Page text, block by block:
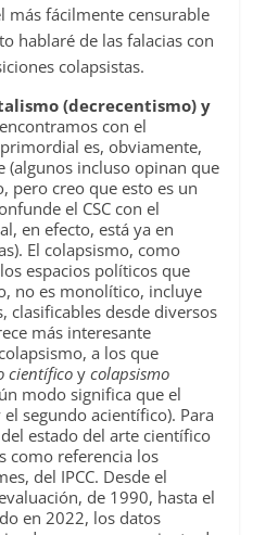
más fácilmente censurable
hablaré de las falacias con
colapsistas.
(decrecentismo) y
con el
es, obviamente,
(algunos incluso opinan que
pero creo que esto es un
el CSC con el
en efecto, está ya en
El colapsismo, como
espacios políticos que
no es monolítico, incluye
clasificables desde diversos
más interesante
a los que
científico ycolapsismo
modo significa que el
segundo acientífico). Para
estado del arte científico
como referencia los
del IPCC. Desde el
de 1990, hasta el
en 2022, los datos